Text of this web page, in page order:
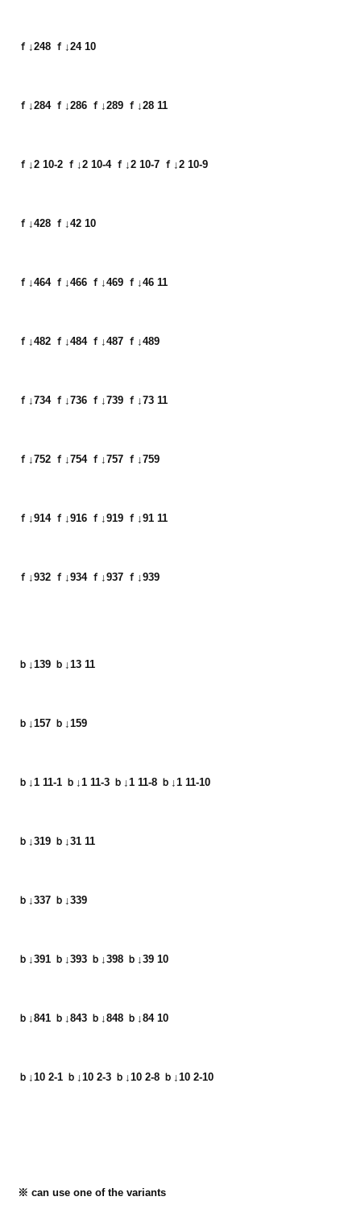
ｆ↓248 ｆ↓24 10
ｆ↓284 ｆ↓286 ｆ↓289 ｆ↓28 11
ｆ↓2 10-2 ｆ↓2 10-4 ｆ↓2 10-7 ｆ↓2 10-9
ｆ↓428 ｆ↓42 10
ｆ↓464 ｆ↓466 ｆ↓469 ｆ↓46 11
ｆ↓482 ｆ↓484 ｆ↓487 ｆ↓489
ｆ↓734 ｆ↓736 ｆ↓739 ｆ↓73 11
ｆ↓752 ｆ↓754 ｆ↓757 ｆ↓759
ｆ↓914 ｆ↓916 ｆ↓919 ｆ↓91 11
ｆ↓932 ｆ↓934 ｆ↓937 ｆ↓939
ｂ↓139 ｂ↓13 11
ｂ↓157 ｂ↓159
ｂ↓1 11-1 ｂ↓1 11-3 ｂ↓1 11-8 ｂ↓1 11-10
ｂ↓319 ｂ↓31 11
ｂ↓337 ｂ↓339
ｂ↓391 ｂ↓393 ｂ↓398 ｂ↓39 10
ｂ↓841 ｂ↓843 ｂ↓848 ｂ↓84 10
ｂ↓10 2-1 ｂ↓10 2-3 ｂ↓10 2-8 ｂ↓10 2-10
※ can use one of the variants